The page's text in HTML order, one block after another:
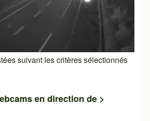
suivant les critères sélectionnés
en direction de >